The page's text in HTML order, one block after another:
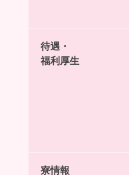
待遇・
福利厚生
寮情報